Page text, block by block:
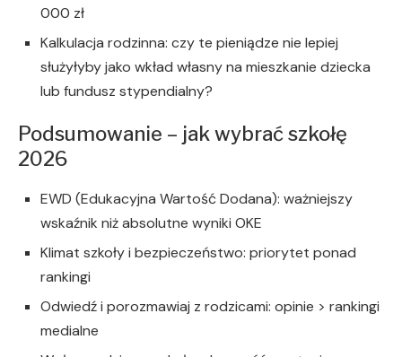
000 zł
Kalkulacja rodzinna: czy te pieniądze nie lepiej
służyłyby jako wkład własny na mieszkanie dziecka
lub fundusz stypendialny?
Podsumowanie – jak wybrać szkołę
2026
EWD (Edukacyjna Wartość Dodana): ważniejszy
wskaźnik niż absolutne wyniki OKE
Klimat szkoły i bezpieczeństwo: priorytet ponad
rankingi
Odwiedź i porozmawiaj z rodzicami: opinie > rankingi
medialne